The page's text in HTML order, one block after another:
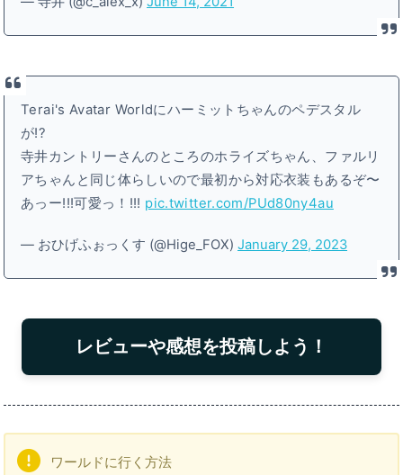
Terai's Avatar Worldにハーミットちゃんのペデスタル
が!?
寺井カントリーさんのところのホライズちゃん、ファルリ
アちゃんと同じ体らしいので最初から対応衣装もあるぞ〜
あっー!!!可愛っ！!!! pic.twitter.com/PUd80ny4au
— おひげふぉっくす (@Hige_FOX)January 29, 2023
レビューや感想を投稿しよう！
ワールドに行く方法